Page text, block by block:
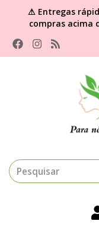
⚠ Entregas
compras acima